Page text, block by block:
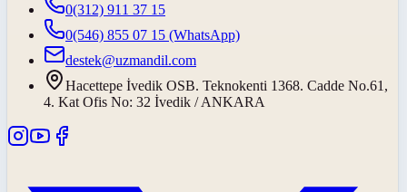
0(312) 911 37 15
0(546) 855 07 15 (WhatsApp)
destek@uzmandil.com
Hacettepe İvedik OSB. Teknokenti 1368. Cadde No.61,
4. Kat Ofis No: 32 İvedik / ANKARA